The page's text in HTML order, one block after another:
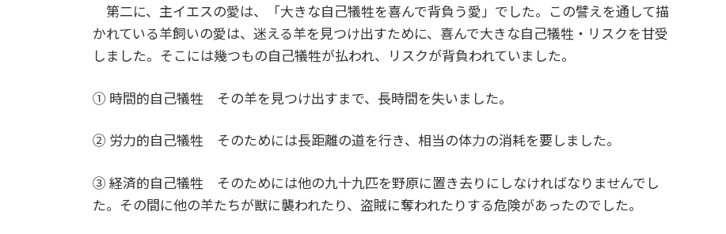
第二に、主イエスの愛は、「大きな自己犠牲を喜んで背負う愛」でした。この譬えを通して描
かれている羊飼いの愛は、迷える羊を見つけ出すために、喜んで大きな自己犠牲・リスクを甘受
しました。そこには幾つもの自己犠牲が払われ、リスクが背負われていました。
① 時間的自己犠牲 その羊を見つけ出すまで、長時間を失いました。
② 労力的自己犠牲 そのためには長距離の道を行き、相当の体力の消耗を要しました。
③ 経済的自己犠牲 そのためには他の九十九匹を野原に置き去りにしなければなりませんでし
た。その間に他の羊たちが獣に襲われたり、盗賊に奪われたりする危険があったのでした。